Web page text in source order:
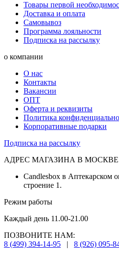
Товары первой
Доставка и оплата
Самовывоз
Программа лояльности
Подписка на рассылку
о компании
О нас
Контакты
Вакансии
ОПТ
Оферта и реквизиты
Политика
Корпоративные подарки
Подписка на рассылку
АДРЕС МАГАЗИНА В МОСКВЕ
Candlesbox в Аптекарском
строение 1.
Режим работы
Каждый день 11.00-21.00
ПОЗВОНИТЕ НАМ:
8 (499) 394-14-95
| 8 (926) 095-